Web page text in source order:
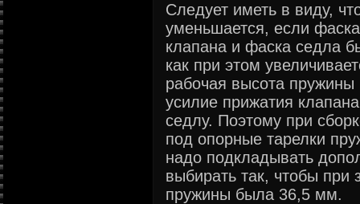
Следует иметь в виду,
уменьшается, если фаска
клапана и фаска седла
как при этом
рабочая высота
усилие прижатия
седлу. Поэтому при
под опорные тарелки
надо подкладывать
выбирать так, чтобы
пружины была 36,5 мм.